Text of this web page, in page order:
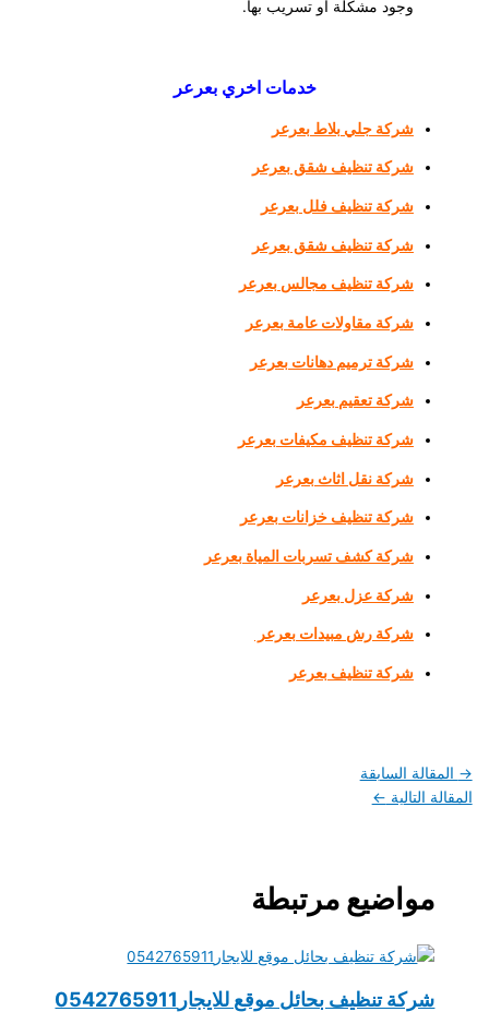
وجود مشكلة أو تسريب بها.
خدمات اخري بعرعر
شركة جلي بلاط بعرعر
شركة تنظيف شقق بعرعر
شركة تنظيف فلل بعرعر
شركة تنظيف شقق بعرعر
شركة تنظيف مجالس بعرعر
شركة مقاولات عامة بعرعر
شركة ترميم دهانات بعرعر
شركة تعقيم بعرعر
شركة تنظيف مكيفات بعرعر
شركة نقل اثاث بعرعر
شركة تنظيف خزانات بعرعر
شركة كشف تسربات المياة بعرعر
شركة عزل بعرعر
شركة رش مبيدات بعرعر
شركة تنظيف بعرعر
→ المقالة السابقة
المقالة التالية ←
مواضيع مرتبطة
شركة تنظيف بحائل موقع للايجار0542765911